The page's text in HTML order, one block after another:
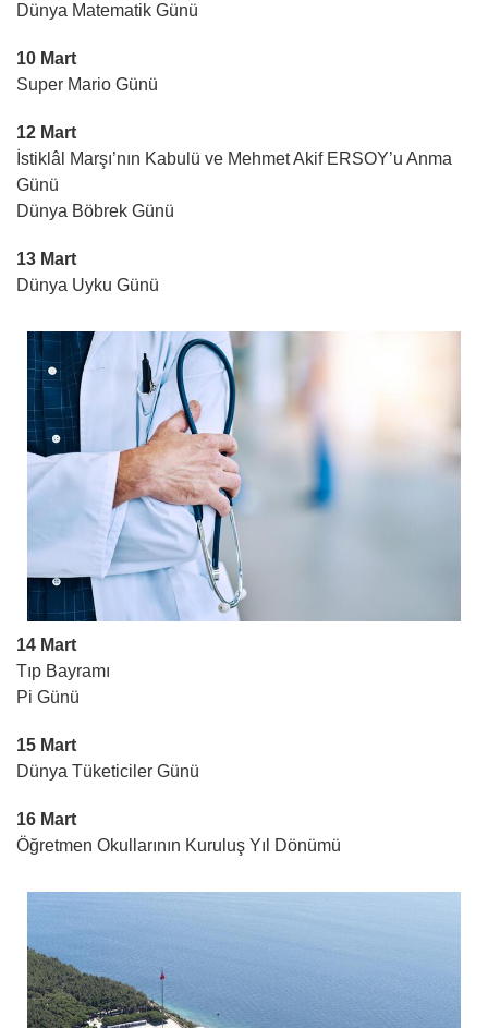
Dünya Matematik Günü
10 Mart
Super Mario Günü
12 Mart
İstiklâl Marşı’nın Kabulü ve Mehmet Akif ERSOY’u Anma
Günü
Dünya Böbrek Günü
13 Mart
Dünya Uyku Günü
14 Mart
Tıp Bayramı
Pi Günü
15 Mart
Dünya Tüketiciler Günü
16 Mart
Öğretmen Okullarının Kuruluş Yıl Dönümü